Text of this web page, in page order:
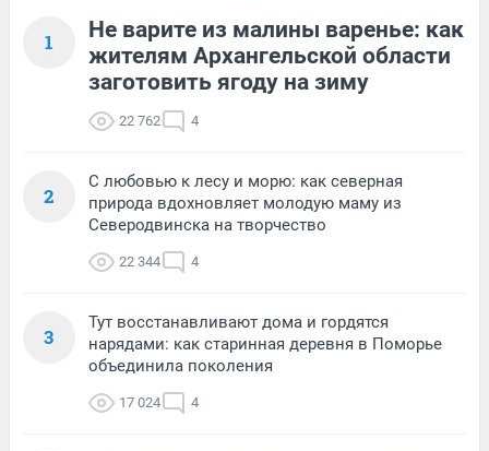
1
Не варите из малины варенье: как
жителям Архангельской области
заготовить ягоду на зиму
22 762 4
2
С любовью к лесу и морю: как северная
природа вдохновляет молодую маму из
Северодвинска на творчество
22 344 4
3
Тут восстанавливают дома и гордятся
нарядами: как старинная деревня в Поморье
объединила поколения
17 024 4